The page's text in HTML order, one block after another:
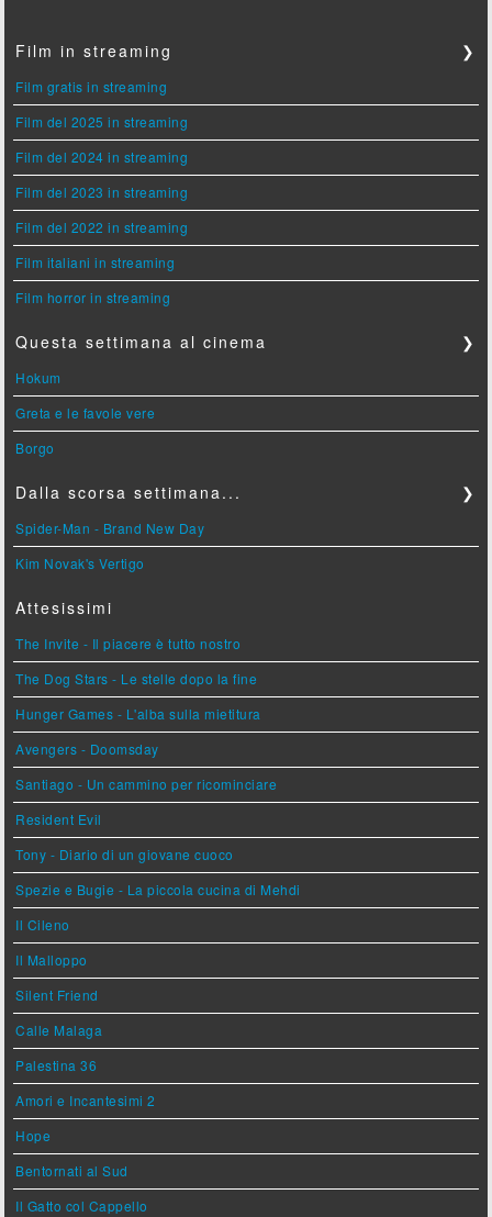
Film in streaming ❯
Film gratis in streaming
Film del 2025 in streaming
Film del 2024 in streaming
Film del 2023 in streaming
Film del 2022 in streaming
Film italiani in streaming
Film horror in streaming
Questa settimana al cinema ❯
Hokum
Greta e le favole vere
Borgo
Dalla scorsa settimana... ❯
Spider-Man - Brand New Day
Kim Novak's Vertigo
Attesissimi
The Invite - Il piacere è tutto nostro
The Dog Stars - Le stelle dopo la fine
Hunger Games - L'alba sulla mietitura
Avengers - Doomsday
Santiago - Un cammino per ricominciare
Resident Evil
Tony - Diario di un giovane cuoco
Spezie e Bugie - La piccola cucina di Mehdi
Il Cileno
Il Malloppo
Silent Friend
Calle Malaga
Palestina 36
Amori e Incantesimi 2
Hope
Bentornati al Sud
Il Gatto col Cappello